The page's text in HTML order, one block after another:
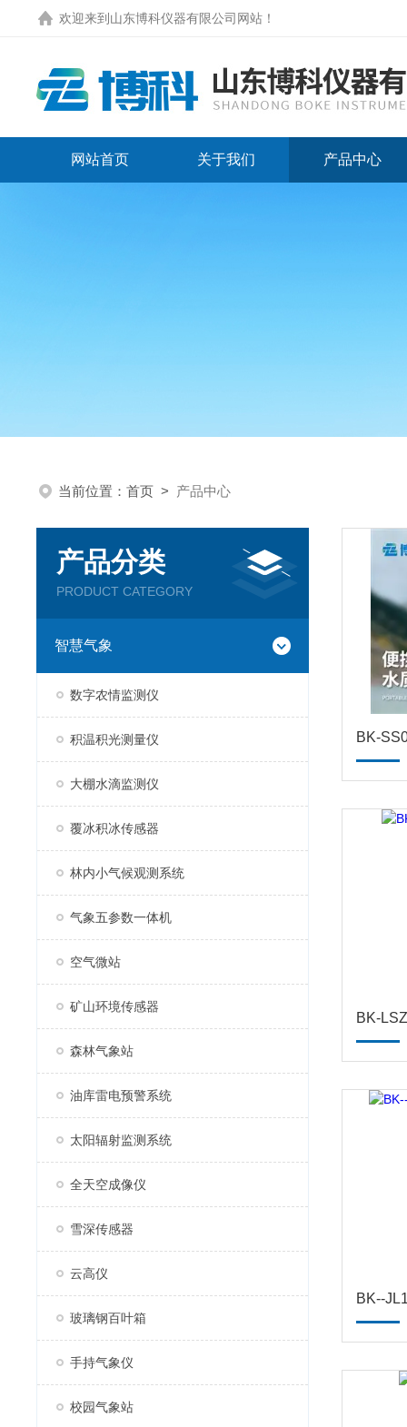
欢迎来到 山东博科仪器有限公司网站 ！
网站首页 关于我们 产品中心
当前位置： 首页 > 产品中心
产品分类
PRODUCT CATEGORY
智慧气象
数字农情监测仪
积温积光测量仪
大棚水滴监测仪
覆冰积冰传感器
林内小气候观测系统
气象五参数一体机
空气微站
矿山环境传感器
森林气象站
油库雷电预警系统
太阳辐射监测系统
全天空成像仪
雪深传感器
云高仪
玻璃钢百叶箱
手持气象仪
校园气象站
BK-
BK-
BK--